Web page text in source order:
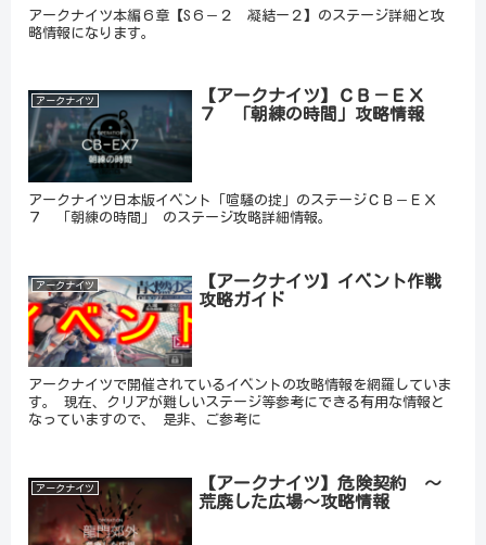
アークナイツ本編６章【S６－２ 凝結ー２】のステージ詳細と攻
略情報になります。
アークナイツ
【アークナイツ】ＣＢ－ＥＸ
７ 「朝練の時間」攻略情報
アークナイツ日本版イベント「喧騒の掟」のステージＣＢ－ＥＸ
７ 「朝練の時間」 のステージ攻略詳細情報。
アークナイツ
【アークナイツ】イベント作戦
攻略ガイド
アークナイツで開催されているイベントの攻略情報を網羅していま
す。 現在、クリアが難しいステージ等参考にできる有用な情報と
なっていますので、 是非、ご参考に
アークナイツ
【アークナイツ】危険契約 ～
荒廃した広場～攻略情報